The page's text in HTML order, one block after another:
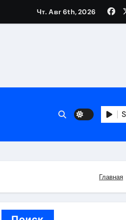
ресниц и депиляции
и обустройства мест
Чт. Авг 6th, 2026
Главная